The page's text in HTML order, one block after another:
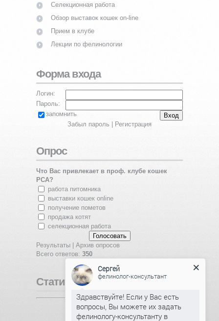
Селекционная работа
Обзор выставок кошек on-line
Прием в клубе
Лекции по фелинологии
Форма входа
Логин:
Пароль:
запомнить
Забыл пароль | Регистрация
Опрос
Что Вас привлекает в проф. клубе кошек
PCA?
работа питомника
выставки кошек online
получение пометов
продажа котят
селекционная работа
Результаты
Архив опросов
Всего ответов: 350
Статистика
Онлайн всего:1
Гостей:1
Сергей
фелинолог-консультант
Здравствуйте! Если у Вас есть
вопросы, Вы можете их задать
фелинологу-консультанту в